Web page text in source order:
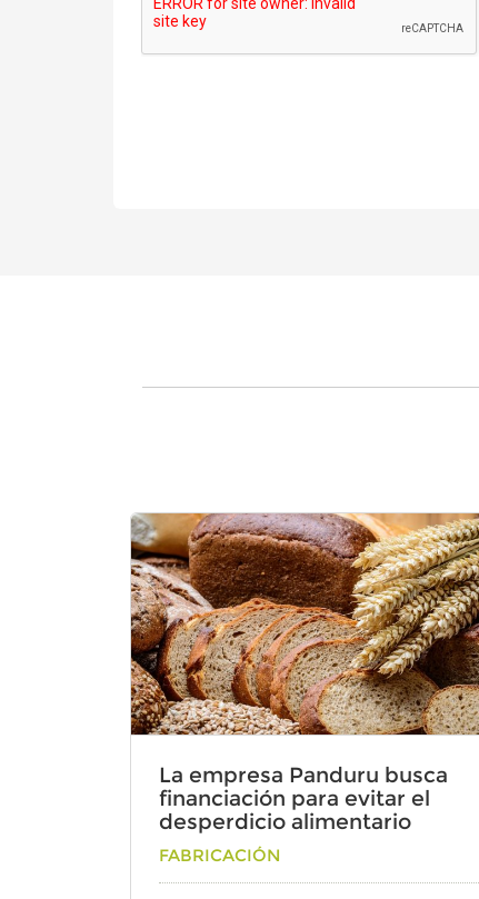
La empresa Panduru busca
financiación para evitar el
desperdicio alimentario
Por
FABRICACIÓN